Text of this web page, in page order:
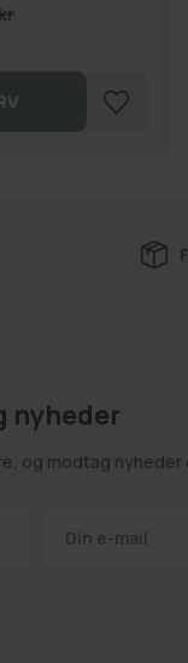
nyheder
og modtag